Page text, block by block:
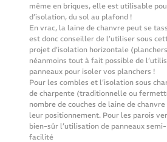
même en briques, elle est utilisable
d’isolation, du sol au plafond !
En vrac, la laine de chanvre peut se
est donc conseiller de l’utiliser sous
projet d’isolation horizontale
néanmoins tout à fait possible de
panneaux pour isoler vos planchers !
Pour les combles et l’isolation sous
de charpente (traditionnelle ou
nombre de couches de laine de
leur positionnement. Pour les parois
bien-sûr l’utilisation de panneaux
facilité